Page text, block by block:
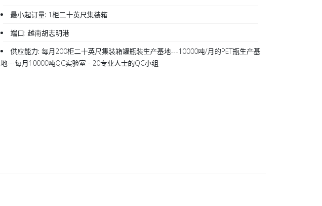
最小起订量: 1柜二十英尺集装箱
端口: 越南胡志明港
供应能力: 每月200柜二十英尺集装箱罐瓶装生产基地---10000吨/月的PET瓶生产基
地---每月10000吨QC实验室 - 20专业人士的QC小组